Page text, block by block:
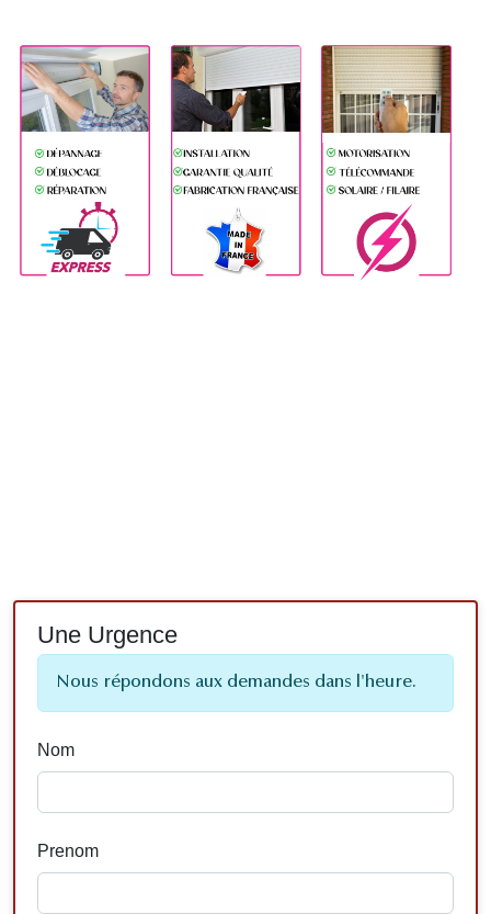
Une Urgence
Nous répondons aux demandes dans l'heure.
Nom
Prenom